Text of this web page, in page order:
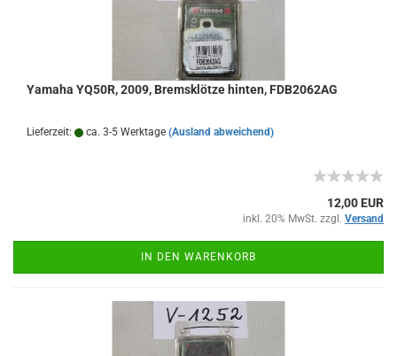
Yamaha YQ50R, 2009, Bremsklötze hinten, FDB2062AG
Lieferzeit: ca. 3-5 Werktage (Ausland abweichend)
12,00 EUR
inkl. 20% MwSt. zzgl. Versand
IN DEN WARENKORB